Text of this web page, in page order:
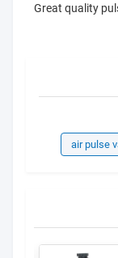
Great quality
air pulse